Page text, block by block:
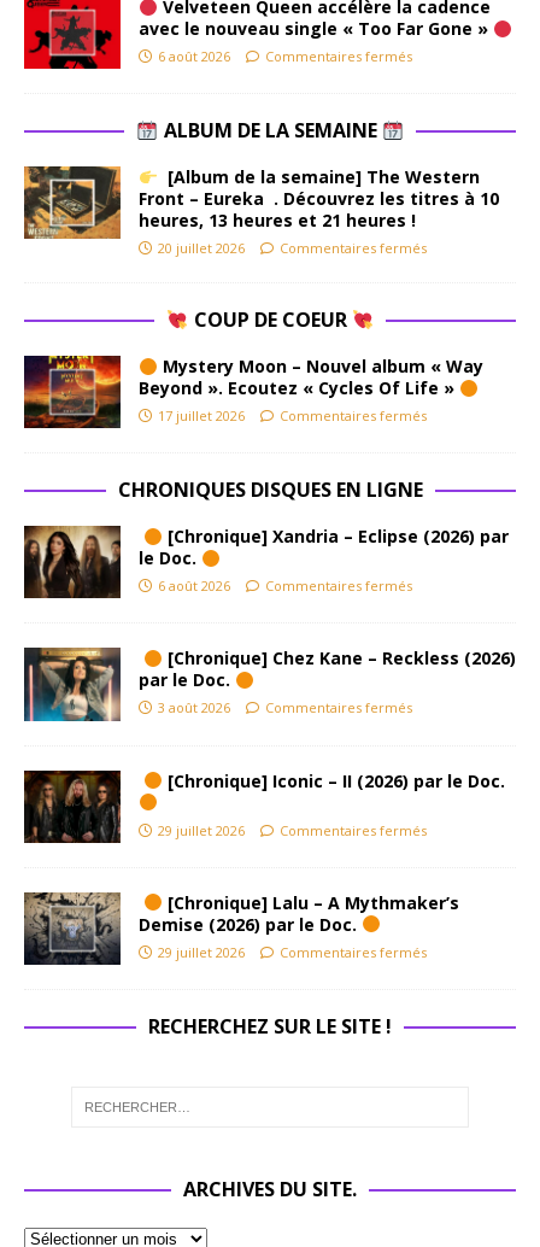
Velveteen Queen accélère la cadence
avec le nouveau single « Too Far Gone »
6 août 2026 Commentaires fermés
ALBUM DE LA SEMAINE
[Album de la semaine] The Western
Front – Eureka . Découvrez les titres à 10
heures, 13 heures et 21 heures !
20 juillet 2026 Commentaires fermés
COUP DE COEUR
Mystery Moon – Nouvel album « Way
Beyond ». Ecoutez « Cycles Of Life »
17 juillet 2026 Commentaires fermés
CHRONIQUES DISQUES EN LIGNE
[Chronique] Xandria – Eclipse (2026) par
le Doc.
6 août 2026 Commentaires fermés
[Chronique] Chez Kane – Reckless (2026)
par le Doc.
3 août 2026 Commentaires fermés
[Chronique] Iconic – II (2026) par le Doc.
29 juillet 2026 Commentaires fermés
[Chronique] Lalu – A Mythmaker’s
Demise (2026) par le Doc.
29 juillet 2026 Commentaires fermés
RECHERCHEZ SUR LE SITE !
ARCHIVES DU SITE.